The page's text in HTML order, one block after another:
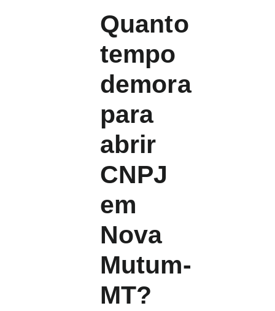
Quanto
tempo
demora
para
abrir
CNPJ
em
Nova
Mutum-
MT?